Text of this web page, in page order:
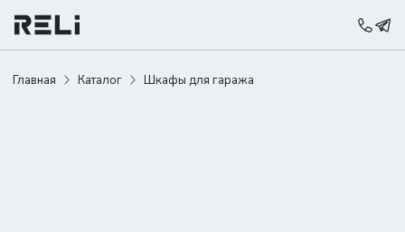
Главная Каталог Шкафы для гаража